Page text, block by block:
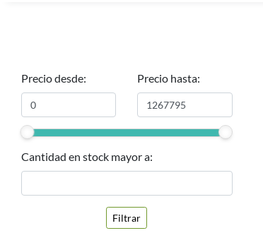
Precio desde: Precio hasta:
Cantidad en stock mayor a:
Filtrar